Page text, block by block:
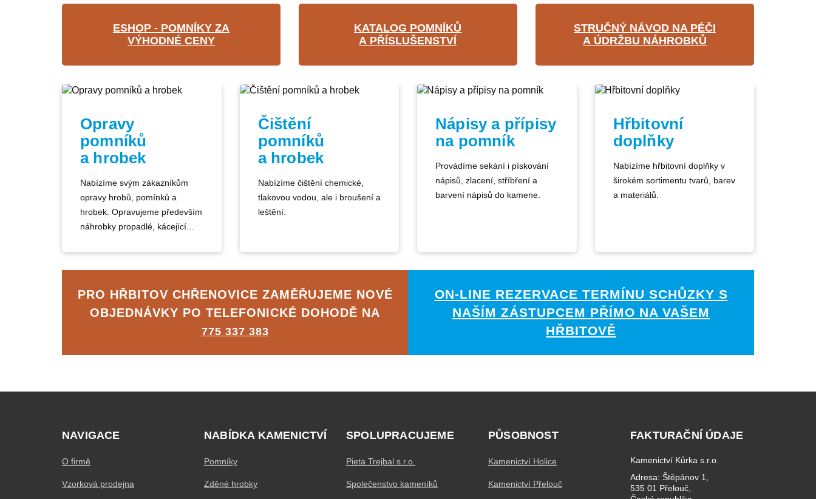
ESHOP - POMNÍKY ZA
VÝHODNÉ CENY
KATALOG POMNÍKŮ
A PŘÍSLUŠENSTVÍ
STRUČNÝ NÁVOD NA PÉČI
A ÚDRŽBU NÁHROBKŮ
Opravy
pomníků
a hrobek
Nabízíme svým zákazníkům
opravy hrobů, pomínků a
hrobek. Opravujeme především
náhrobky propadlé, kácející...
Čištění
pomníků
a hrobek
Nabízíme čištění chemické,
tlakovou vodou, ale i broušení a
leštění.
Nápisy a přípisy
na pomník
Provádíme sekání i pískování
nápisů, zlacení, stříbření a
barvení nápisů do kamene.
Hřbitovní
doplňky
Nabízíme hřbitovní doplňky v
širokém sortimentu tvarů, barev
a materiálů.
PRO HŘBITOV CHŘENOVICE ZAMĚŘUJEME NOVÉ
OBJEDNÁVKY PO TELEFONICKÉ DOHODĚ NA
775 337 383
ON-LINE REZERVACE TERMÍNU SCHŮZKY S
NAŠÍM ZÁSTUPCEM PŘÍMO NA VAŠEM
HŘBITOVĚ
NAVIGACE
O firmě
Vzorková prodejna
NABÍDKA KAMENICTVÍ
Pomníky
Zděné hrobky
SPOLUPRACUJEME
Pieta Trejbal s.r.o.
Společenstvo kameníků
PŮSOBNOST
Kamenictví Holice
Kamenictví Přelouč
FAKTURAČNÍ ÚDAJE
Kamenictví Kůrka s.r.o.
Adresa: Štěpánov 1,
535 01 Přelouč,